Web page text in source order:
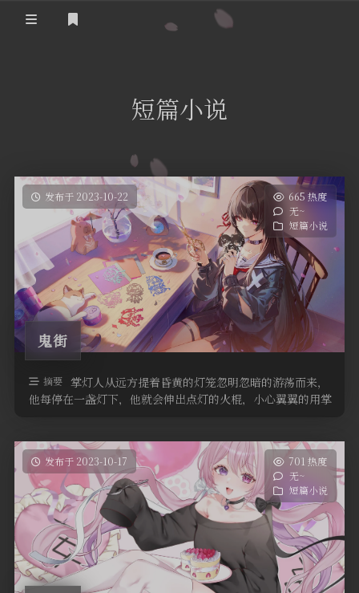
抖音去水印
摸鱼人日历
今日头条新闻
关于我们
隐私政策
友情链接
短篇小说
发布于 2023-10-22
665 热度
无~
短篇小说
鬼街
摘要 掌灯人从远方提着昏黄的灯笼忽明忽暗的游荡而来，
他每停在一盏灯下，他就会伸出点灯的火棍，小心翼翼的用掌
发布于 2023-10-17
701 热度
无~
短篇小说